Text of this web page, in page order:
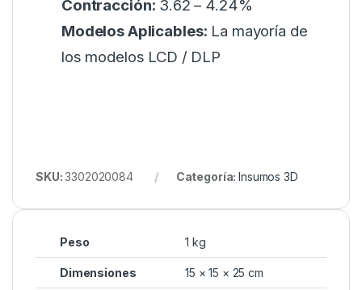
Contracción: 3.62 – 4.24%
Modelos Aplicables: La mayoría de
los modelos LCD / DLP
SKU:3302020084 Categoría:Insumos 3D
Peso 1 kg
Dimensiones 15 × 15 × 25 cm